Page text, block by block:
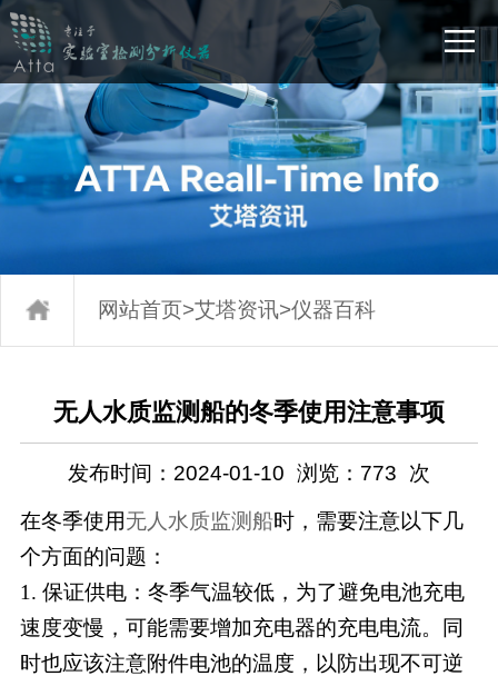
网站首页>艾塔资讯>仪器百科
无人水质监测船的冬季使用注意事项
发布时间：2024-01-10 浏览： 773 次
在冬季使用无人水质监测船时，需要注意以下几
个方面的问题：
1. 保证供电：冬季气温较低，为了避免电池充电
速度变慢，可能需要增加充电器的充电电流。同
时也应该注意附件电池的温度，以防出现不可逆